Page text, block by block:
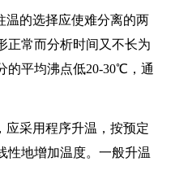
温的选择应使难分离的两
正常而分析时间又不长为
的平均沸点低20-30℃，通
应采用程序升温，按预定
性地增加温度。一般升温